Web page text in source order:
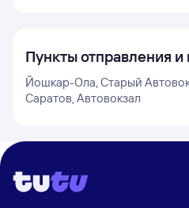
Пункты отправления и
Йошкар-Ола, Старый
Саратов, Автовокзал